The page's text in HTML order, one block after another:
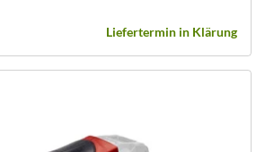
Liefertermin in Klärung